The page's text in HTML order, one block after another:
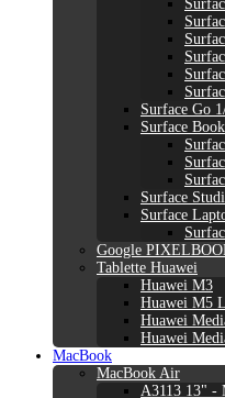
Surface Go
Surface Book
Surface
Surface
Google
Tablette Huawei
Huawei M3
Huawei M5
Huawei
Huawei
MacBook
MacBook Air
A3113 13" -